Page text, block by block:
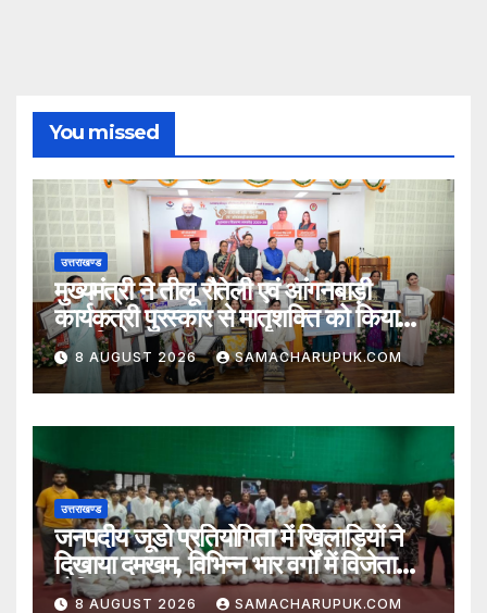
You missed
उत्तराखण्ड
मुख्यमंत्री ने तीलू रौतेली एवं आंगनबाड़ी
कार्यकत्री पुरस्कार से मातृशक्ति को किया
सम्मानित
8 AUGUST 2026 SAMACHARUPUK.COM
उत्तराखण्ड
जनपदीय जूडो प्रतियोगिता में खिलाड़ियों ने
दिखाया दमखम, विभिन्न भार वर्गों में विजेता
घोषित
8 AUGUST 2026 SAMACHARUPUK.COM